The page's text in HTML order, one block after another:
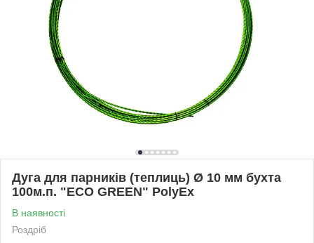
Дуга для парників (теплиць) Ø 10 мм бухта
100м.п. "ЕCО GREEN" PolyEx
В наявності
Роздріб